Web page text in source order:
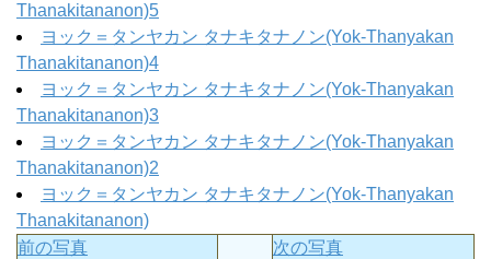
Thanakitananon)5
ヨック＝タンヤカン タナキタナノン(Yok-Thanyakan
Thanakitananon)4
ヨック＝タンヤカン タナキタナノン(Yok-Thanyakan
Thanakitananon)3
ヨック＝タンヤカン タナキタナノン(Yok-Thanyakan
Thanakitananon)2
ヨック＝タンヤカン タナキタナノン(Yok-Thanyakan
Thanakitananon)
前の写真
次の写真